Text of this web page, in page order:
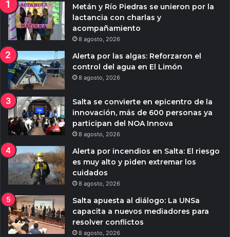
Metán y Río Piedras se unieron por la
lactancia con charlas y
acompañamiento
8 agosto, 2026
Alerta por las algas: Reforzaron el
control del agua en El Limón
8 agosto, 2026
Salta se convierte en epicentro de la
innovación, más de 600 personas ya
participan del NOA Innova
8 agosto, 2026
Alerta por incendios en Salta: El riesgo
es muy alto y piden extremar los
cuidados
8 agosto, 2026
Salta apuesta al diálogo: La UNSa
capacita a nuevos mediadores para
resolver conflictos
8 agosto, 2026